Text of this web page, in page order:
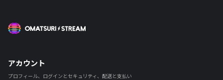
アカウント
プロフィール、ログインとセキュリティ、配送と支払い